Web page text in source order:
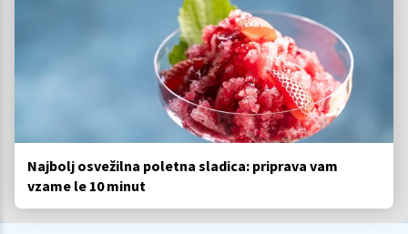
Najbolj osvežilna poletna sladica: priprava vam
vzame le 10 minut